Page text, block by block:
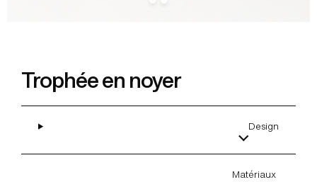
Trophée en noyer
Design
Matériaux